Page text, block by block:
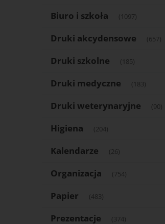
Biuro i szkoła (1097)
Druki akcydensowe (657)
Druki szkolne (185)
Druki medyczne (183)
Druki weterynaryjne (90)
Higiena (204)
Kalendarze (26)
Organizacja (754)
Papier (483)
Prezentacje (374)